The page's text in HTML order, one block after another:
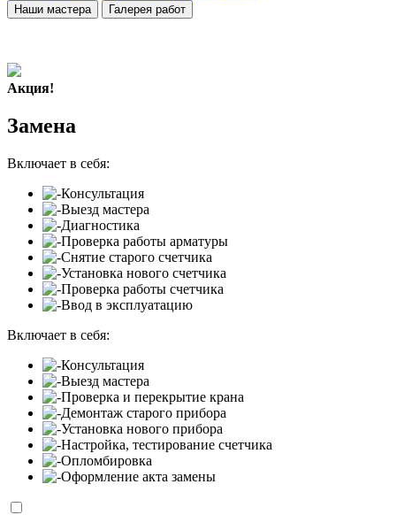
Наши мастера Галерея работ
Акция!
Замена
Включает в себя:
Консультация
Выезд мастера
Диагностика
Проверка работы арматуры
Снятие старого счетчика
Установка нового счетчика
Проверка работы счетчика
Ввод в эксплуатацию
Включает в себя:
Консультация
Выезд мастера
Проверка и перекрытие крана
Демонтаж старого прибора
Установка нового прибора
Настройка, тестирование счетчика
Опломбировка
Оформление акта замены